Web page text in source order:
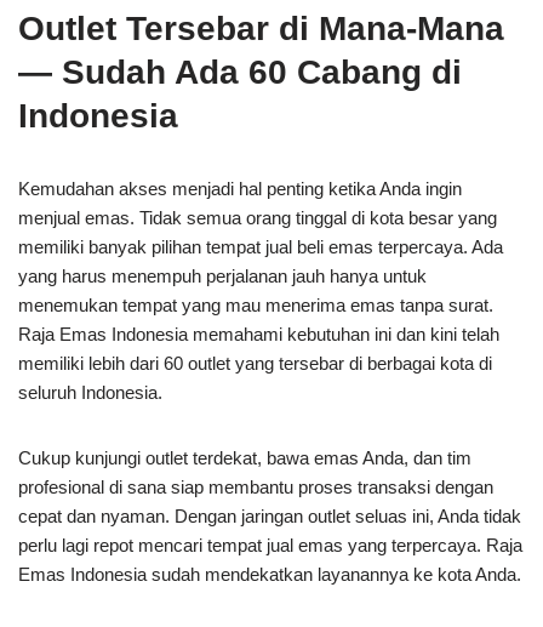
Outlet Tersebar di Mana-Mana
— Sudah Ada 60 Cabang di
Indonesia
Kemudahan akses menjadi hal penting ketika Anda ingin
menjual emas. Tidak semua orang tinggal di kota besar yang
memiliki banyak pilihan tempat jual beli emas terpercaya. Ada
yang harus menempuh perjalanan jauh hanya untuk
menemukan tempat yang mau menerima emas tanpa surat.
Raja Emas Indonesia memahami kebutuhan ini dan kini telah
memiliki lebih dari 60 outlet yang tersebar di berbagai kota di
seluruh Indonesia.
Cukup kunjungi outlet terdekat, bawa emas Anda, dan tim
profesional di sana siap membantu proses transaksi dengan
cepat dan nyaman. Dengan jaringan outlet seluas ini, Anda tidak
perlu lagi repot mencari tempat jual emas yang terpercaya. Raja
Emas Indonesia sudah mendekatkan layanannya ke kota Anda.